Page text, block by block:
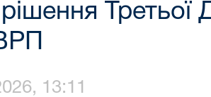
рішення Третьої
13:11